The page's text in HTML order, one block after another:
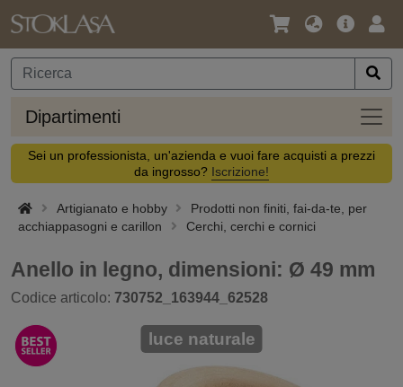
Lingua
Valuta
Offerta
Dipartimenti
Sei un professionista, un'azienda e vuoi fare acquisti a prezzi
da ingrosso? Iscrizione!
Artigianato e hobby
Prodotti non finiti, fai-da-te, per
acchiappasogni e carillon
Cerchi, cerchi e cornici
Anello in legno, dimensioni: Ø 49 mm
Codice articolo: 730752_163944_62528
luce naturale